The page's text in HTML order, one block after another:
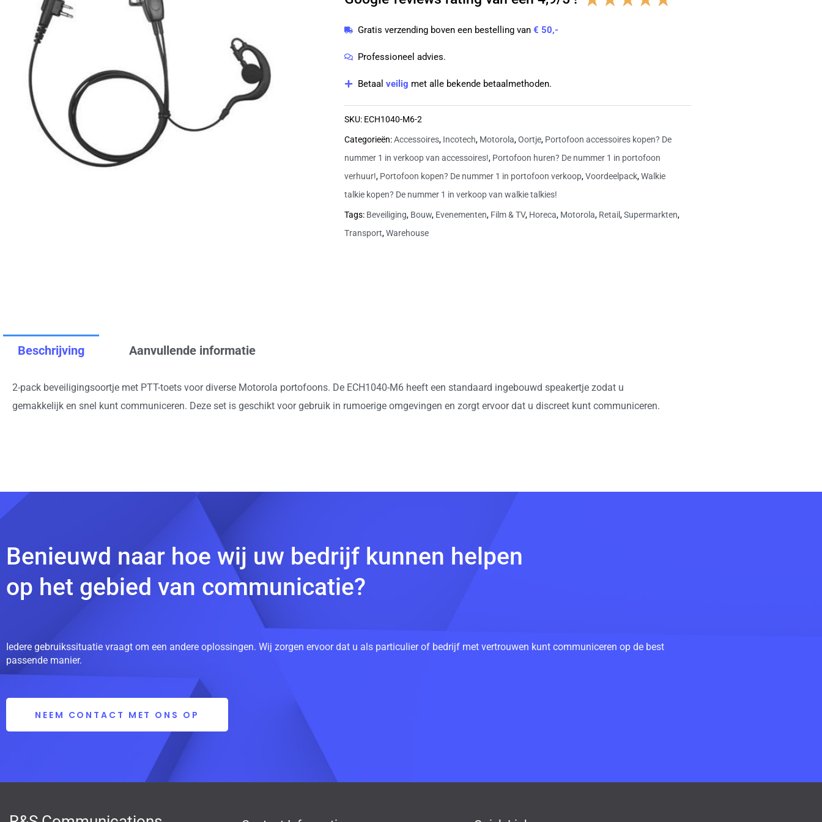
|
ECH1040-
Gratis verzending boven een bestelling van€ 50,-
Professioneel advies.
Betaalveilig met alle bekende betaalmethoden.
SKU: ECH1040-M6-2
Categorieën:Accessoires, Incotech, Motorola,Oortje, Portofoon accessoires kopen? De
nummer 1 in verkoop van accessoires!, Portofoon huren? De nummer 1 in portofoon
verhuur!, Portofoon kopen? De nummer 1 in portofoon verkoop,Voordeelpack,Walkie
talkie kopen? De nummer 1 in verkoop van walkie talkies!
Tags: Beveiliging, Bouw, Evenementen, Film & TV, Horeca, Motorola, Retail,Supermarkten,
Transport,Warehouse
Beschrijving Aanvullende informatie
2-pack beveiligingsoortje met PTT-toets voor diverse Motorola portofoons. De ECH1040-M6 heeft een standaard ingebouwd speakertje zodat u
gemakkelijk en snel kunt communiceren. Deze set is geschikt voor gebruik in rumoerige omgevingen en zorgt ervoor dat u discreet kunt communiceren.
Benieuwd naar hoe wij uw bedrijf kunnen helpen
op het gebied van communicatie?
Iedere gebruikssituatie vraagt om een andere oplossingen. Wij zorgen ervoor dat u als particulier of bedrijf met vertrouwen kunt communiceren op de best
passende manier.
NEEM CONTACT MET ONS OP